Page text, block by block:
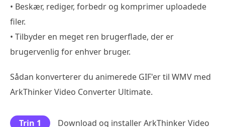
• Beskær, rediger, forbedr og komprimer uploadede
filer.
• Tilbyder en meget ren brugerflade, der er
brugervenlig for enhver bruger.
Sådan konverterer du animerede GIF'er til WMV med
ArkThinker Video Converter Ultimate.
Trin 1
Download og installer ArkThinker Video